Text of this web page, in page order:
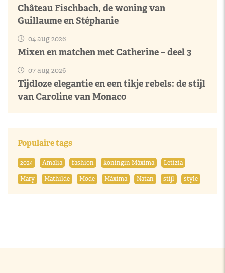
Château Fischbach, de woning van
Guillaume en Stéphanie
04 aug 2026
Mixen en matchen met Catherine – deel 3
07 aug 2026
Tijdloze elegantie en een tikje rebels: de stijl
van Caroline van Monaco
Populaire tags
2024 Amalia fashion koningin Máxima
Letizia
Mary
Mathilde Mode Máxima Natan stijl style